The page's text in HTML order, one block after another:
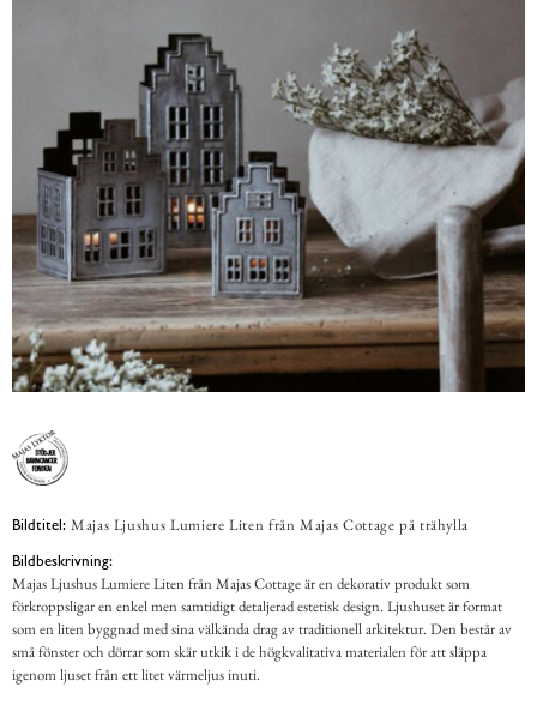
Bildtitel: Majas Ljushus Lumiere Liten från Majas Cottage på trähylla
Bildbeskrivning:
Majas Ljushus Lumiere Liten från Majas Cottage är en dekorativ produkt som
förkroppsligar en enkel men samtidigt detaljerad estetisk design. Ljushuset är format
som en liten byggnad med sina välkända drag av traditionell arkitektur. Den består av
små fönster och dörrar som skär utkik i de högkvalitativa materialen för att släppa
igenom ljuset från ett litet värmeljus inuti.